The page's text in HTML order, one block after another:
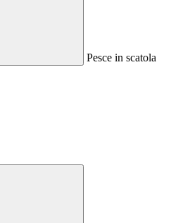
Pesce in scatola